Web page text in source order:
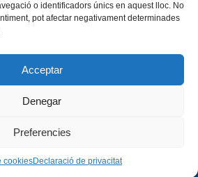
o identificadors únics en aquest lloc. No
pot afectar negativament determinades
Acceptar
Denegar
Preferencies
cookiesDeclaració de privacitatDEMANA LA TEVA